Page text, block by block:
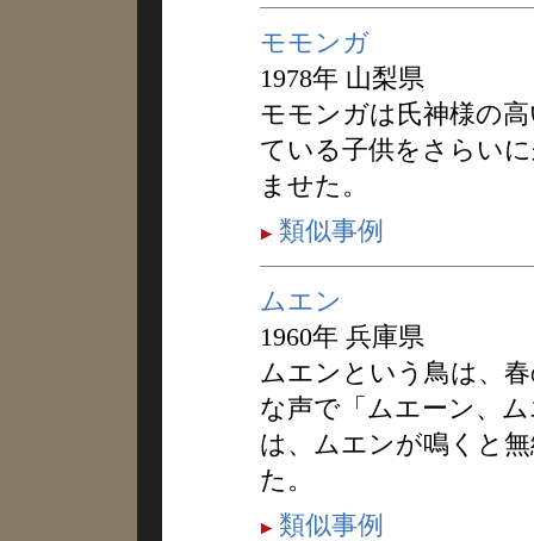
モモンガ
1978年 山梨県
モモンガは氏神様の
ている子供をさらい
ませた。
類似事例
ムエン
1960年 兵庫県
ムエンという鳥は、
な声で「ムエーン、
は、ムエンが鳴くと
た。
類似事例